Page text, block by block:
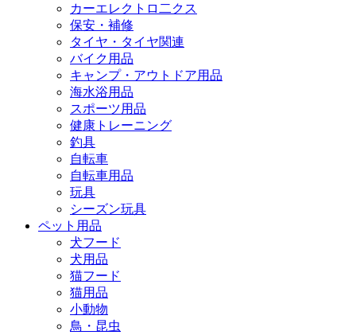
カーエレクトロ二クス
保安・補修
タイヤ・タイヤ関連
バイク用品
キャンプ・アウトドア用品
海水浴用品
スポーツ用品
健康トレーニング
釣具
自転車
自転車用品
玩具
シーズン玩具
ペット用品
犬フード
犬用品
猫フード
猫用品
小動物
鳥・昆虫